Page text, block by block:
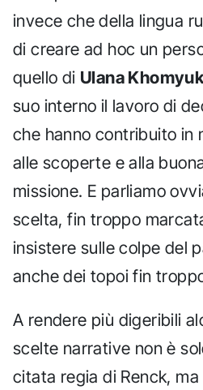
invece che della lingua
di creare ad hoc un
quello di Ulana
suo interno il lavoro di
che hanno contribuito in
alle scoperte e alla
missione. E parliamo
scelta, fin troppo
insistere sulle colpe del
anche dei topoi fin
A rendere più digeribili
scelte narrative non è
citata regia di Renck, ma